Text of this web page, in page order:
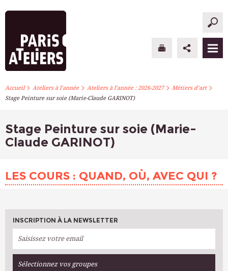
PARIS ATELIERS
ATELIERS À L’ANNÉE
INFOS PRATIQUES
Accueil> Ateliers à l’année> Ateliers à l’année : 2026-2027> Métiers d’art>
Stage Peinture sur soie (Marie-Claude GARINOT)
Stage Peinture sur soie (Marie-
Claude GARINOT)
LES COURS : QUAND, OÙ, AVEC QUI ?
INSCRIPTION À LA NEWSLETTER
Sélectionnez vos groupes